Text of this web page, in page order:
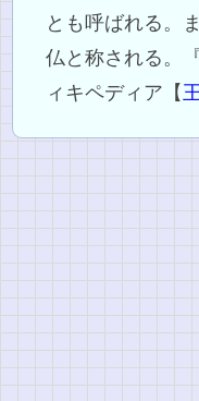
とも呼ばれる。
仏と称される。
ィキペディア【